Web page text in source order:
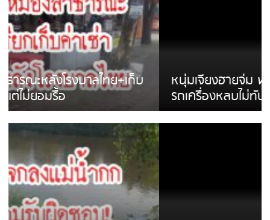
หนุ่มเจียงฮายจ่ม พบถังน้ำดื่มตกกลางถนน
รถเครื่องหลบไม่ทันล้มบาดเจ็บ